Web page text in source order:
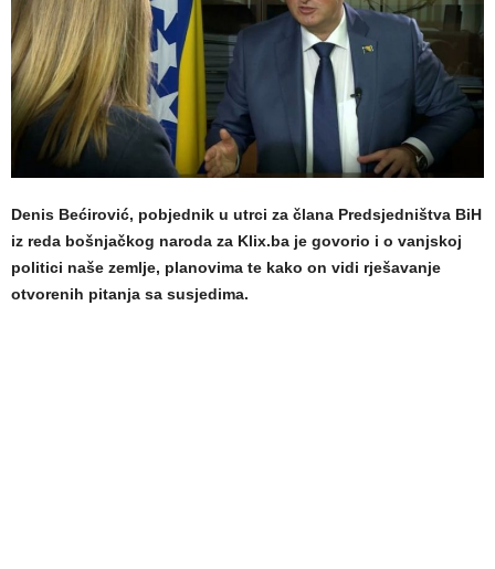
Denis Bećirović, pobjednik u utrci za člana Predsjedništva BiH
iz reda bošnjačkog naroda za Klix.ba je govorio i o vanjskoj
politici naše zemlje, planovima te kako on vidi rješavanje
otvorenih pitanja sa susjedima.